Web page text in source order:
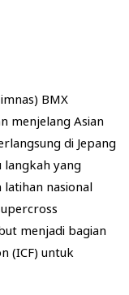
BMX
menjelang Asian
di Jepang
langkah yang
nasional
menjadi bagian
(ICF) untuk